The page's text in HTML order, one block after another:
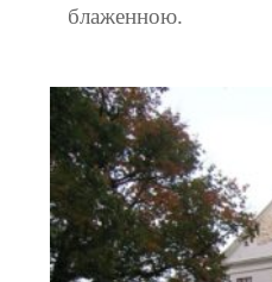
блаженною.